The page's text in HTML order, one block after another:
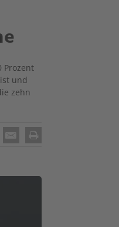
Prozent
und
zehn